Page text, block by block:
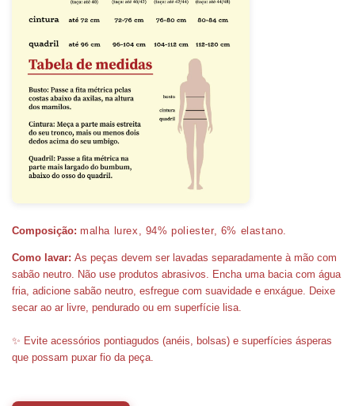
Composição: malha lurex, 94% poliester, 6% elastano.
Como lavar: As peças devem ser lavadas separadamente à mão com
sabão neutro. Não use produtos abrasivos. Encha uma bacia com água
fria, adicione sabão neutro, esfregue com suavidade e enxágue. Deixe
secar ao ar livre, pendurado ou em superfície lisa.
✨ Evite acessórios pontiagudos (anéis, bolsas) e superfícies ásperas
que possam puxar fio da peça.